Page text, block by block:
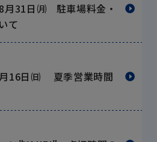
月31日㈪ 駐車場料金・
て
16日㈰ 夏季営業時間